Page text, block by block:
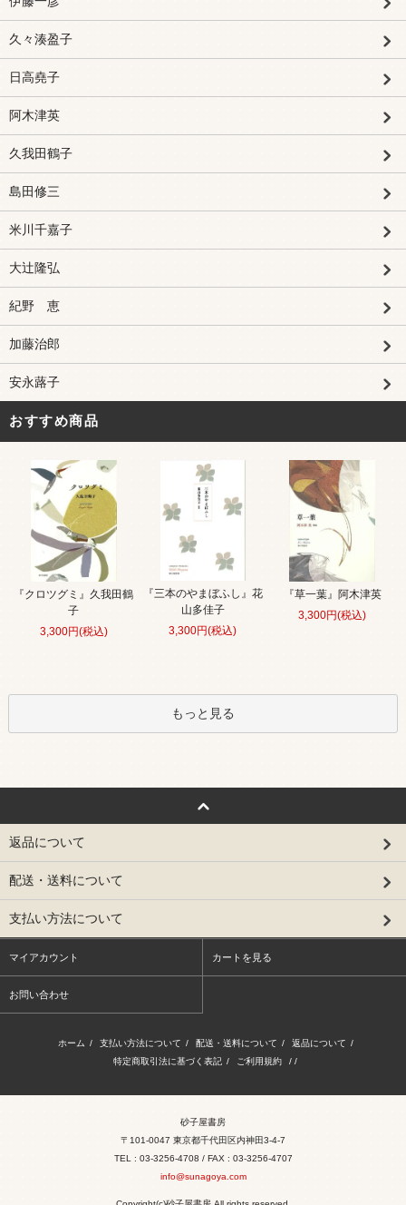
久々湊盈子
日高堯子
阿木津英
久我田鶴子
島田修三
米川千嘉子
大辻隆弘
紀野 恵
加藤治郎
安永蕗子
おすすめ商品
『クロツグミ』久我田鶴
子
3,300円(税込)
『三本のやまぼふし』花
山多佳子
3,300円(税込)
『草一葉』阿木津英
3,300円(税込)
もっと見る
返品について
配送・送料について
支払い方法について
マイアカウント カートを見る
お問い合わせ
ホーム / 支払い方法について / 配送・送料について / 返品について /
特定商取引法に基づく表記 / ご利用規約 / /
砂子屋書房
〒101-0047 東京都千代田区内神田3-4-7
TEL : 03-3256-4708 / FAX : 03-3256-4707
info@sunagoya.com